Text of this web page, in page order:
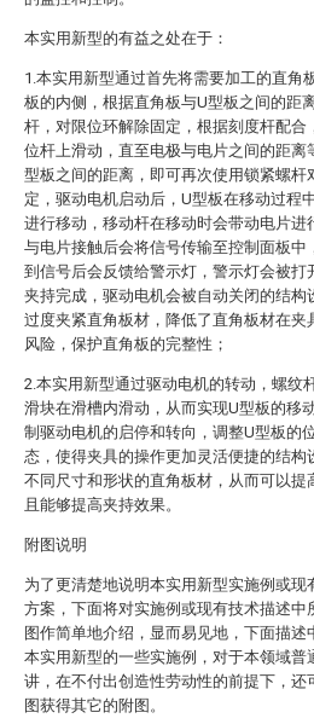
本实用新型的有益之处在于：
1.本实用新型通过首先将需要加工的直角
板的内侧，根据直角板与U型板之间的距
杆，对限位环解除固定，根据刻度杆配合
位杆上滑动，直至电极与电片之间的距离
型板之间的距离，即可再次使用锁紧螺杆
定，驱动电机启动后，U型板在移动过程
进行移动，移动杆在移动时会带动电片进
与电片接触后会将信号传输至控制面板中
到信号后会反馈给警示灯，警示灯会被打
夹持完成，驱动电机会被自动关闭的结构
过度夹紧直角板材，降低了直角板材在夹
风险，保护直角板的完整性；
2.本实用新型通过驱动电机的转动，螺纹
滑块在滑槽内滑动，从而实现U型板的移
制驱动电机的启停和转向，调整U型板的
态，使得夹具的操作更加灵活便捷的结构
不同尺寸和形状的直角板材，从而可以提
且能够提高夹持效果。
附图说明
为了更清楚地说明本实用新型实施例或现
方案，下面将对实施例或现有技术描述中
图作简单地介绍，显而易见地，下面描述
本实用新型的一些实施例，对于本领域普
讲，在不付出创造性劳动性的前提下，还
图获得其它的附图。